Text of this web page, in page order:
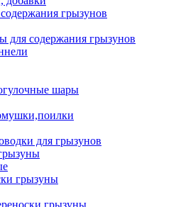
грызунов
для содержания грызунов
шары
для грызунов
грызуны
грызуны